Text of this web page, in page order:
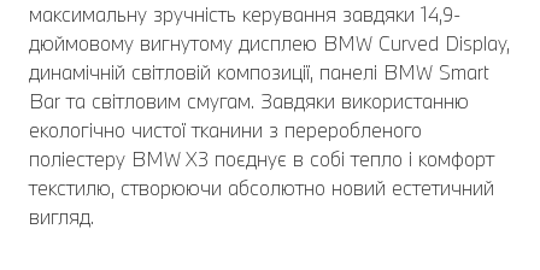
максимальну зручність керування завдяки 14,9-
дюймовому вигнутому дисплею BMW Curved Display,
динамічній світловій композиції, панелі BMW Smart
Bar та світловим смугам. Завдяки використанню
екологічно чистої тканини з переробленого
поліестеру BMW X3 поєднує в собі тепло і комфорт
текстилю, створюючи абсолютно новий естетичний
вигляд.